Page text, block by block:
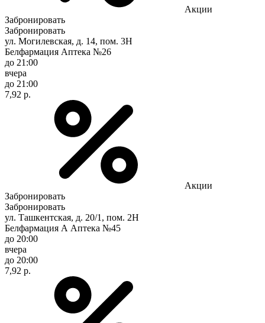
Акции
Забронировать
Забронировать
ул. Могилевская, д. 14, пом. 3Н
Белфармация Аптека №26
до 21:00
вчера
до 21:00
7,92 р.
Акции
Забронировать
Забронировать
ул. Ташкентская, д. 20/1, пом. 2Н
Белфармация А Аптека №45
до 20:00
вчера
до 20:00
7,92 р.